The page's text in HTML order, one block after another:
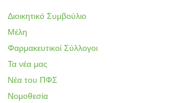
Διοικητικό Συμβούλιο
Μέλη
Φαρμακευτικοί Σύλλογοι
Τα νέα μας
Νέα του ΠΦΣ
Νομοθεσία